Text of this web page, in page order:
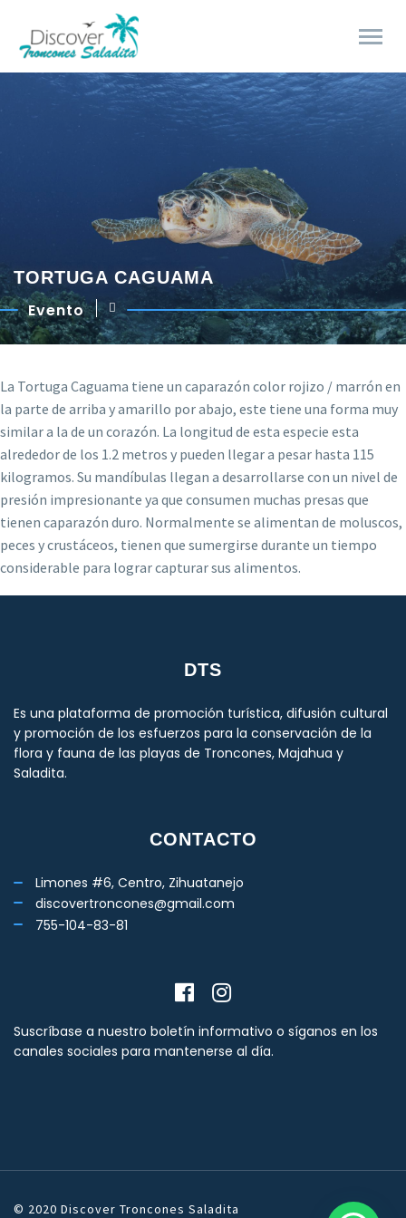
TORTUGA CAGUAMA
Evento
La Tortuga Caguama tiene un caparazón color rojizo / marrón en
la parte de arriba y amarillo por abajo, este tiene una forma muy
similar a la de un corazón. La longitud de esta especie esta
alrededor de los 1.2 metros y pueden llegar a pesar hasta 115
kilogramos. Su mandíbulas llegan a desarrollarse con un nivel de
presión impresionante ya que consumen muchas presas que
tienen caparazón duro. Normalmente se alimentan de moluscos,
peces y crustáceos, tienen que sumergirse durante un tiempo
considerable para lograr capturar sus alimentos.
DTS
Es una plataforma de promoción turística, difusión cultural
y promoción de los esfuerzos para la conservación de la
flora y fauna de las playas de Troncones, Majahua y
Saladita.
CONTACTO
Limones #6, Centro, Zihuatanejo
discovertroncones@gmail.com
755-104-83-81
Suscríbase a nuestro boletín informativo o síganos en los
canales sociales para mantenerse al día.
© 2020 Discover Troncones Saladita